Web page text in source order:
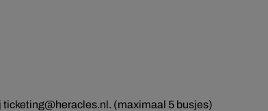
(maximaal 5 busjes)